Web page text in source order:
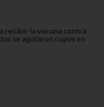
recibir la vacuna contra
se agotaron cupos en